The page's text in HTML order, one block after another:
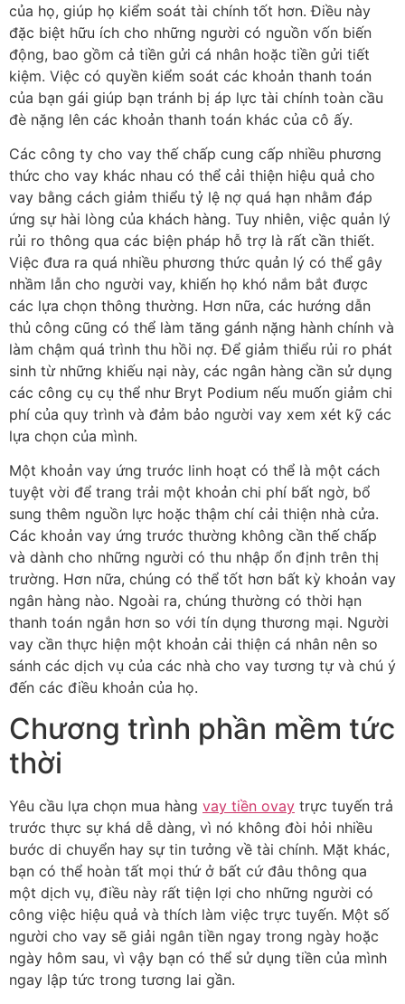
của họ, giúp họ kiểm soát tài chính tốt hơn. Điều này
đặc biệt hữu ích cho những người có nguồn vốn biến
động, bao gồm cả tiền gửi cá nhân hoặc tiền gửi tiết
kiệm. Việc có quyền kiểm soát các khoản thanh toán
của bạn gái giúp bạn tránh bị áp lực tài chính toàn cầu
đè nặng lên các khoản thanh toán khác của cô ấy.
Các công ty cho vay thế chấp cung cấp nhiều phương
thức cho vay khác nhau có thể cải thiện hiệu quả cho
vay bằng cách giảm thiểu tỷ lệ nợ quá hạn nhằm đáp
ứng sự hài lòng của khách hàng. Tuy nhiên, việc quản lý
rủi ro thông qua các biện pháp hỗ trợ là rất cần thiết.
Việc đưa ra quá nhiều phương thức quản lý có thể gây
nhầm lẫn cho người vay, khiến họ khó nắm bắt được
các lựa chọn thông thường. Hơn nữa, các hướng dẫn
thủ công cũng có thể làm tăng gánh nặng hành chính và
làm chậm quá trình thu hồi nợ. Để giảm thiểu rủi ro phát
sinh từ những khiếu nại này, các ngân hàng cần sử dụng
các công cụ cụ thể như Bryt Podium nếu muốn giảm chi
phí của quy trình và đảm bảo người vay xem xét kỹ các
lựa chọn của mình.
Một khoản vay ứng trước linh hoạt có thể là một cách
tuyệt vời để trang trải một khoản chi phí bất ngờ, bổ
sung thêm nguồn lực hoặc thậm chí cải thiện nhà cửa.
Các khoản vay ứng trước thường không cần thế chấp
và dành cho những người có thu nhập ổn định trên thị
trường. Hơn nữa, chúng có thể tốt hơn bất kỳ khoản vay
ngân hàng nào. Ngoài ra, chúng thường có thời hạn
thanh toán ngắn hơn so với tín dụng thương mại. Người
vay cần thực hiện một khoản cải thiện cá nhân nên so
sánh các dịch vụ của các nhà cho vay tương tự và chú ý
đến các điều khoản của họ.
Chương trình phần mềm tức
thời
Yêu cầu lựa chọn mua hàng vay tiền ovay trực tuyến trả
trước thực sự khá dễ dàng, vì nó không đòi hỏi nhiều
bước di chuyển hay sự tin tưởng về tài chính. Mặt khác,
bạn có thể hoàn tất mọi thứ ở bất cứ đâu thông qua
một dịch vụ, điều này rất tiện lợi cho những người có
công việc hiệu quả và thích làm việc trực tuyến. Một số
người cho vay sẽ giải ngân tiền ngay trong ngày hoặc
ngày hôm sau, vì vậy bạn có thể sử dụng tiền của mình
ngay lập tức trong tương lai gần.